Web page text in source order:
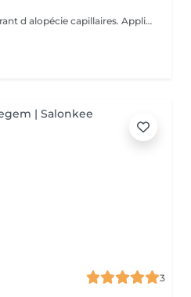
Destiné aux personnes souffrant d alopécie capillaires. Application en salon tous les 15 à 17 jours,avec l utilisation indispensable de la gamme d entretien. Il est recommandé de faire une cure d au moins 3 mois et dans l idéal 6 mois . Résultats visibles dès le premier mois. Thérapie biomimetique du lait maternelle stimulecla croissance du cheveux, combat la chute et redonne de la vitalité
3